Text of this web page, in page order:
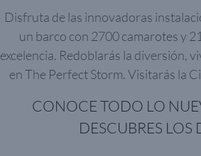
Disfruta de las innovadoras
un barco con 2700 camarotes y
excelencia. Redoblarás la diversión,
en The Perfect Storm. Visitarás la
CONOCE TODO LO
DESCUBRES